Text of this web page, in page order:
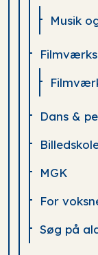
Musik
Dans &
MGK
For
Søg på